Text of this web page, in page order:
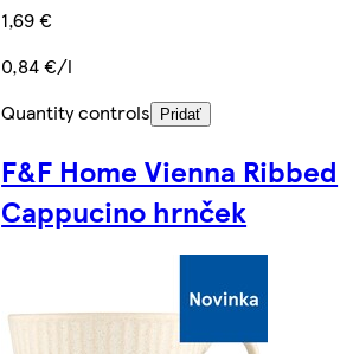
1,69 €
0,84 €/l
Quantity controls
Pridať
F&F Home Vienna Ribbed
Cappucino hrnček